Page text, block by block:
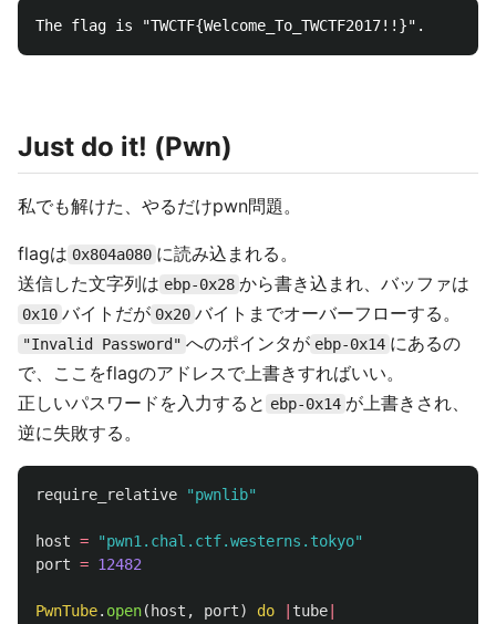
Just do it! (Pwn)
私でも解けた、やるだけpwn問題。
flagは 0x804a080 に読み込まれる。
送信した文字列は ebp-0x28 から書き込まれ、バッファは
0x10 バイトだが 0x20 バイトまでオーバーフローする。
"Invalid Password" へのポインタが ebp-0x14 にあるの
で、ここをflagのアドレスで上書きすればいい。
正しいパスワードを入力すると ebp-0x14 が上書きされ、
逆に失敗する。
require_relative "pwnlib"
host =
"pwn1.chal.ctf.westerns.tokyo"
port = 12482
PwnTube. open( host , port) do tube